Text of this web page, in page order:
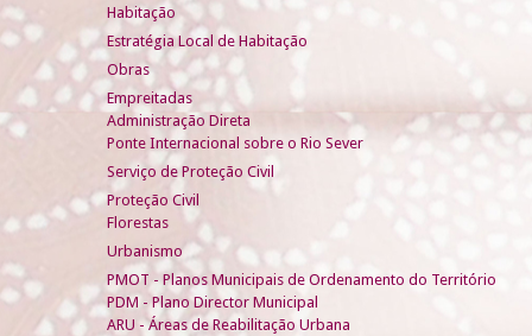
Habitação
Estratégia Local de Habitação
Obras
Empreitadas
Administração Direta
Ponte Internacional sobre o Rio Sever
Serviço de Proteção Civil
Proteção Civil
Florestas
Urbanismo
PMOT - Planos Municipais de Ordenamento do Território
PDM - Plano Director Municipal
ARU - Áreas de Reabilitação Urbana